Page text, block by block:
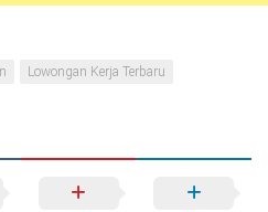
Lowongan Kerja Terbaru